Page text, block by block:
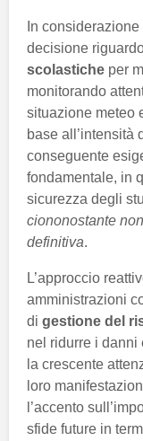
In
decisione
scolastiche per
monitorando
situazione meteo
base all’intensità
conseguente
fondamentale, in
sicurezza degli
ciononostante
definitiva.
L’approccio
amministrazioni
di gestione del
nel ridurre i danni
la crescente
loro
l’accento
sfide future in